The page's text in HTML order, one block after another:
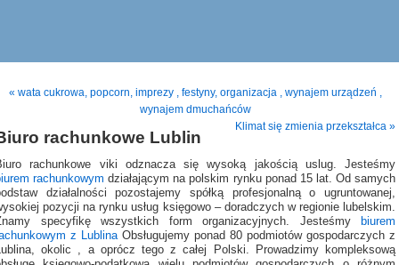
« wata cukrowa, popcorn, imprezy , festyny, organizacja , wynajem urządzeń ,
wynajem dmuchańców
Klimat się zmienia przekształca »
rachunkowe Lublin
rachunkowe viki odznacza się wysoką jakością uslug. Jesteśmy
rachunkowym działającym na polskim rynku ponad 15 lat. Od samych
działalności pozostajemy spółką profesjonalną o ugruntowanej,
pozycji na rynku usług księgowo – doradczych w regionie lubelskim.
specyfikę wszystkich form organizacyjnych. Jesteśmy
biurem
z Lublina Obsługujemy ponad 80 podmiotów gospodarczych z
okolic , a oprócz tego z całej Polski. Prowadzimy kompleksową